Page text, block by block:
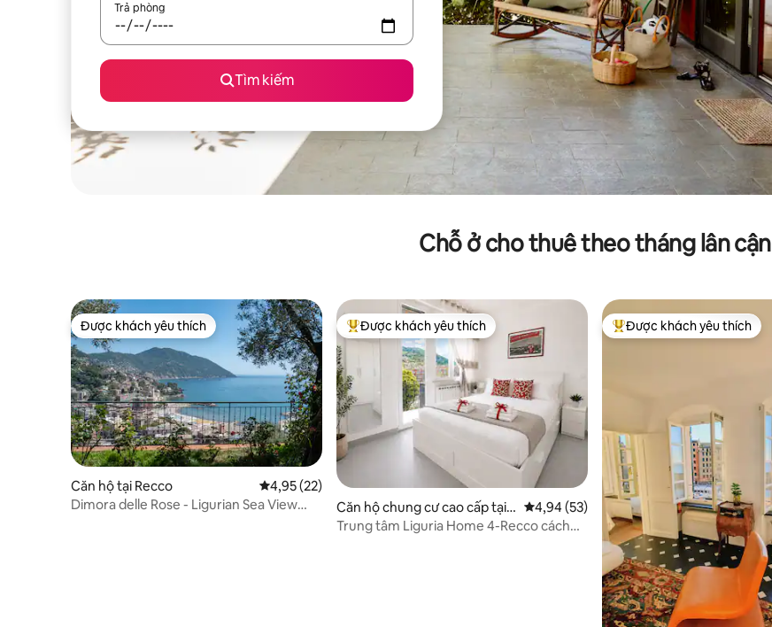
Trả phòng
Tìm kiếm
Chỗ ở cho thuê theo tháng lân cận
Được khách yêu thích
Được khách yêu thích
Căn hộ tại Recco Xếp hạng trung bình 4,95/5, 22 đánh giá
4,95 (22)
Dimora delle Rose - Ligurian Sea View
Được khách yêu thích nhất
Được khách yêu thích
Căn hộ chung cư cao cấp tại R
ecco
Xếp hạng trung bình 4,94/5, 53 đánh giá
4,94 (53)
Trung tâm Liguria Home 4-Recco cách
Được khách yêu thích nhất
Được khách yêu thích